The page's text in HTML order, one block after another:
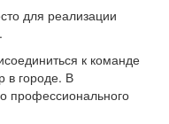
для реализации
к команде
в городе. В
профессионального